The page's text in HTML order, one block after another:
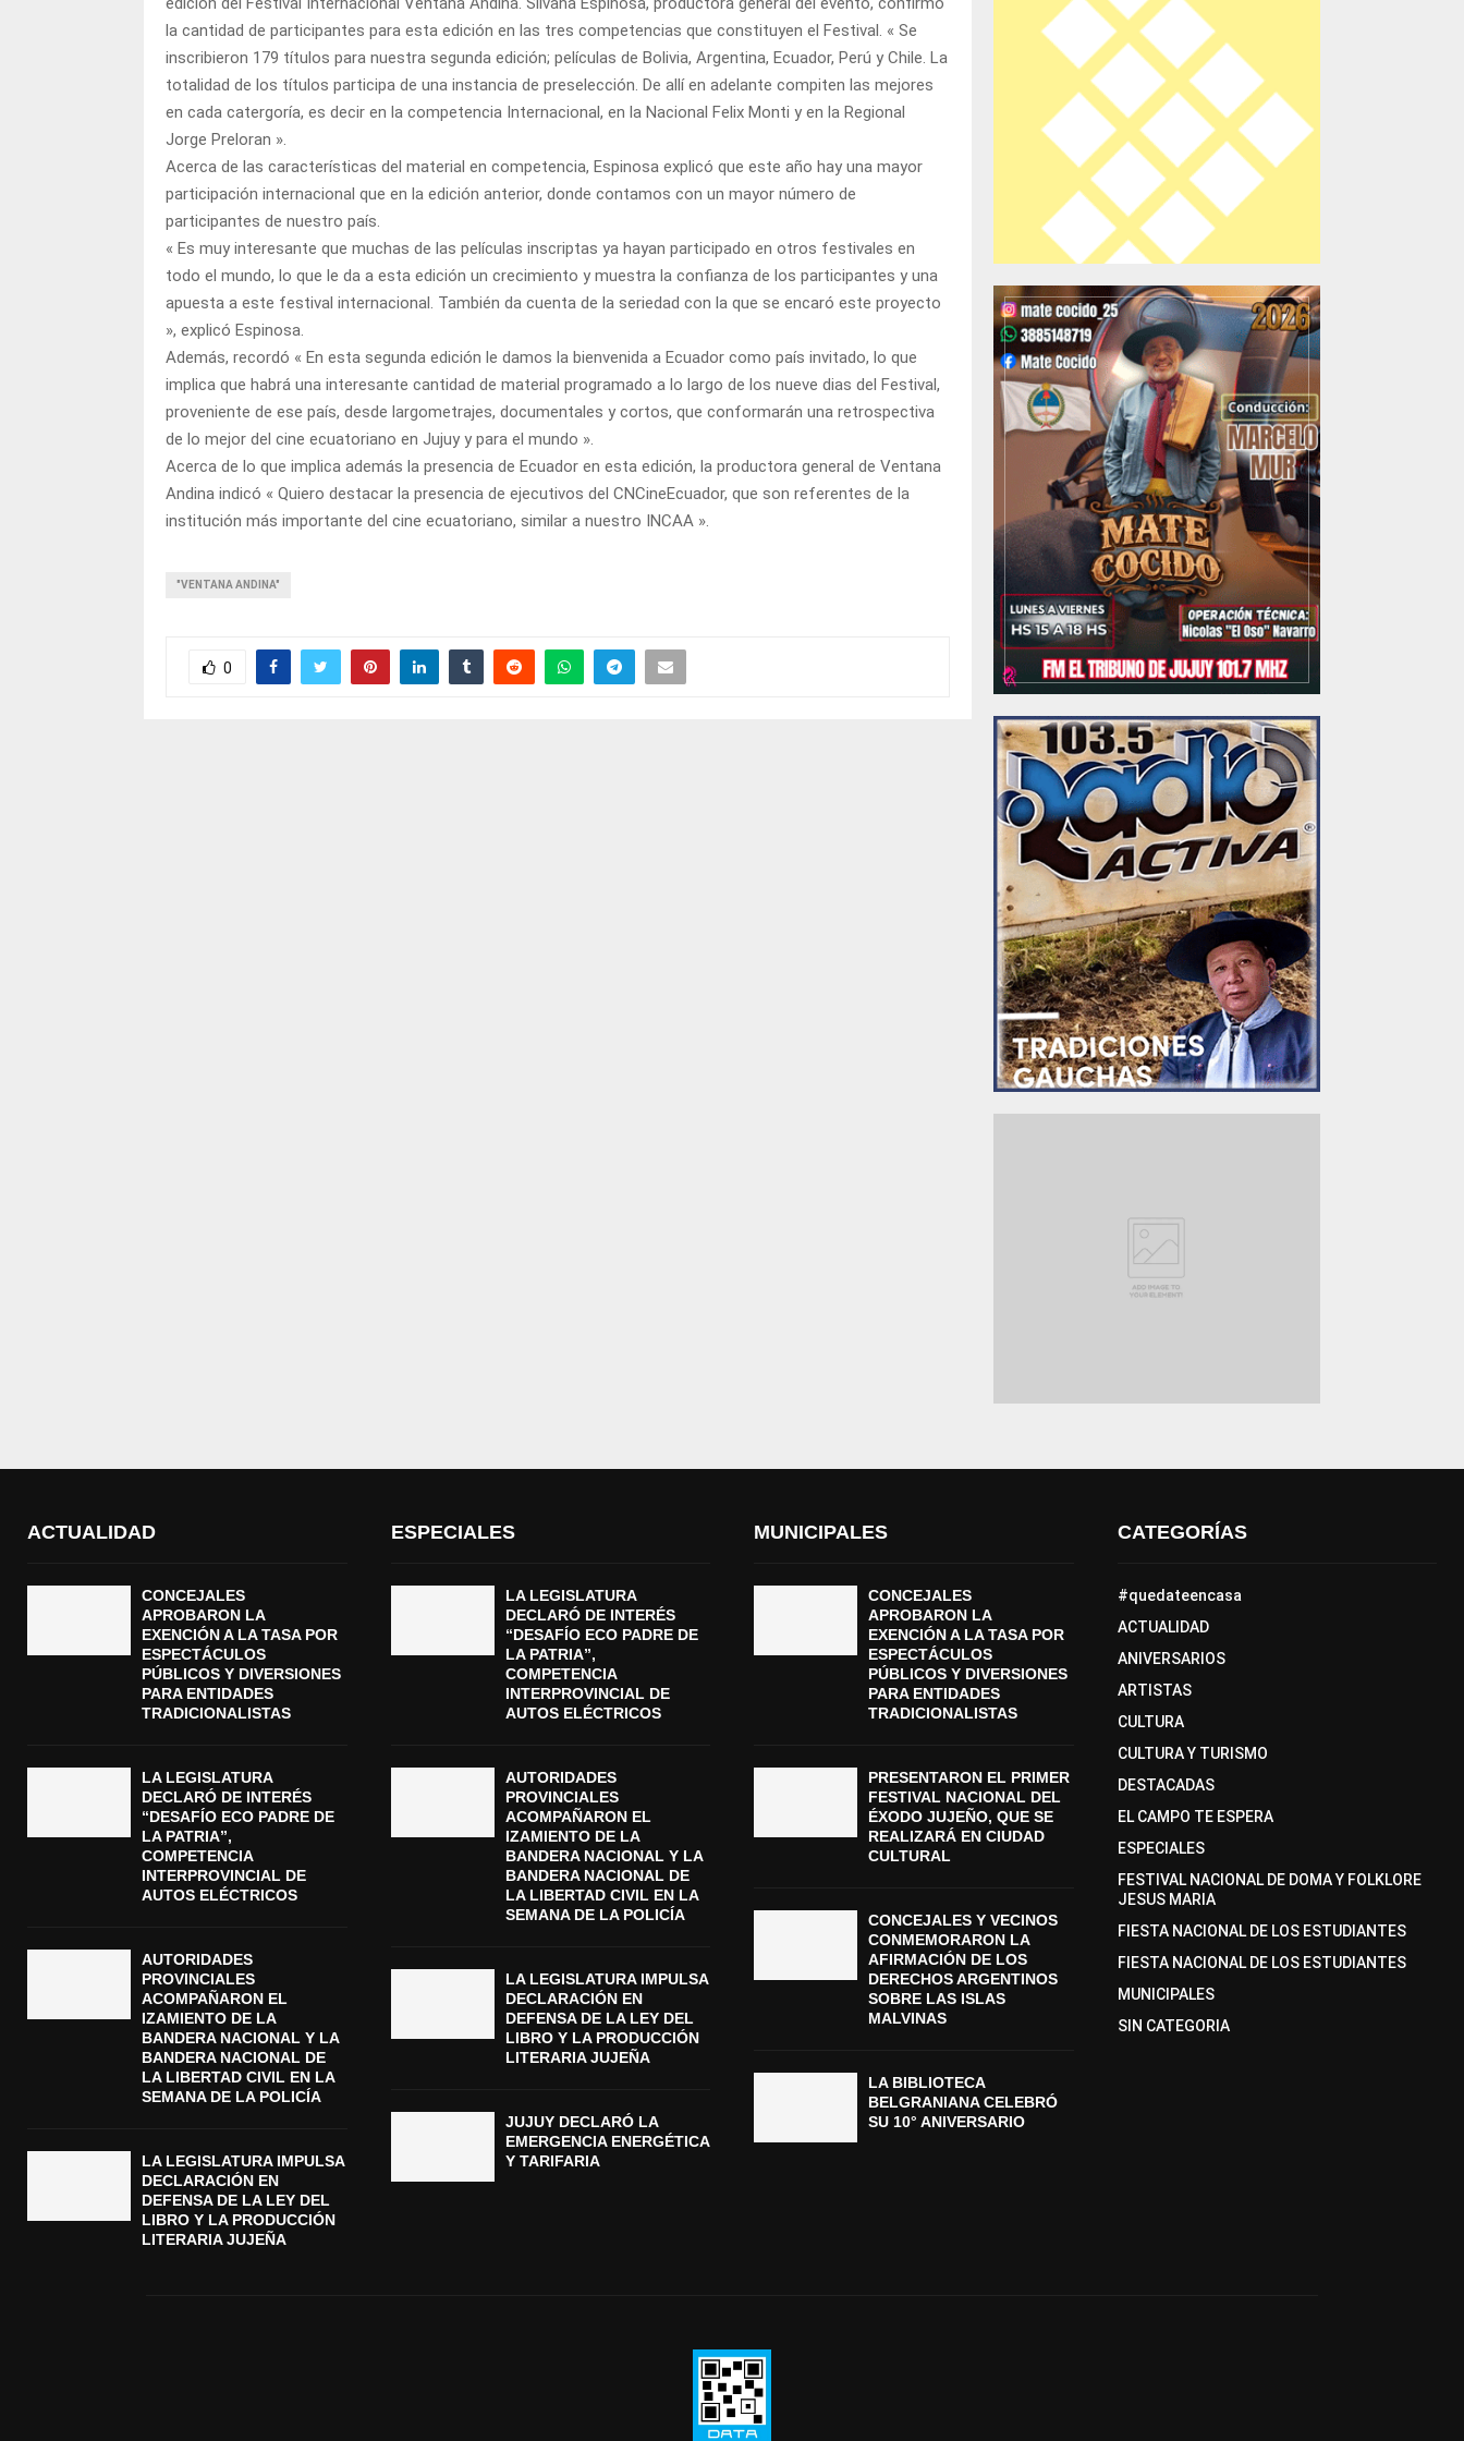
la cantidad de participantes para esta edición en las tres competencias que constituyen el Festival. « Se
inscribieron 179 títulos para nuestra segunda edición; películas de Bolivia, Argentina, Ecuador, Perú y Chile. La
totalidad de los títulos participa de una instancia de preselección. De allí en adelante compiten las mejores
en cada catergoría, es decir en la competencia Internacional, en la Nacional Felix Monti y en la Regional
Jorge Preloran ».
Acerca de las características del material en competencia, Espinosa explicó que este año hay una mayor
participación internacional que en la edición anterior, donde contamos con un mayor número de
participantes de nuestro país.
« Es muy interesante que muchas de las películas inscriptas ya hayan participado en otros festivales en
todo el mundo, lo que le da a esta edición un crecimiento y muestra la confianza de los participantes y una
apuesta a este festival internacional. También da cuenta de la seriedad con la que se encaró este proyecto
», explicó Espinosa.
Además, recordó « En esta segunda edición le damos la bienvenida a Ecuador como país invitado, lo que
implica que habrá una interesante cantidad de material programado a lo largo de los nueve dias del Festival,
proveniente de ese país, desde largometrajes, documentales y cortos, que conformarán una retrospectiva
de lo mejor del cine ecuatoriano en Jujuy y para el mundo ».
Acerca de lo que implica además la presencia de Ecuador en esta edición, la productora general de Ventana
Andina indicó « Quiero destacar la presencia de ejecutivos del CNCineEcuador, que son referentes de la
institución más importante del cine ecuatoriano, similar a nuestro INCAA ».
"VENTANA ANDINA"
0
ACTUALIDAD
CONCEJALES
APROBARON LA
EXENCIÓN A LA TASA POR
ESPECTÁCULOS
PÚBLICOS Y DIVERSIONES
PARA ENTIDADES
TRADICIONALISTAS
LA LEGISLATURA
DECLARÓ DE INTERÉS
“DESAFÍO ECO PADRE DE
LA PATRIA”,
COMPETENCIA
INTERPROVINCIAL DE
AUTOS ELÉCTRICOS
AUTORIDADES
PROVINCIALES
ACOMPAÑARON EL
IZAMIENTO DE LA
BANDERA NACIONAL Y LA
BANDERA NACIONAL DE
LA LIBERTAD CIVIL EN LA
SEMANA DE LA POLICÍA
LA LEGISLATURA IMPULSA
DECLARACIÓN EN
DEFENSA DE LA LEY DEL
LIBRO Y LA PRODUCCIÓN
LITERARIA JUJEÑA
ESPECIALES
LA LEGISLATURA
DECLARÓ DE INTERÉS
“DESAFÍO ECO PADRE DE
LA PATRIA”,
COMPETENCIA
INTERPROVINCIAL DE
AUTOS ELÉCTRICOS
AUTORIDADES
PROVINCIALES
ACOMPAÑARON EL
IZAMIENTO DE LA
BANDERA NACIONAL Y LA
BANDERA NACIONAL DE
LA LIBERTAD CIVIL EN LA
SEMANA DE LA POLICÍA
LA LEGISLATURA IMPULSA
DECLARACIÓN EN
DEFENSA DE LA LEY DEL
LIBRO Y LA PRODUCCIÓN
LITERARIA JUJEÑA
JUJUY DECLARÓ LA
EMERGENCIA ENERGÉTICA
Y TARIFARIA
MUNICIPALES
CONCEJALES
APROBARON LA
EXENCIÓN A LA TASA POR
ESPECTÁCULOS
PÚBLICOS Y DIVERSIONES
PARA ENTIDADES
TRADICIONALISTAS
PRESENTARON EL PRIMER
FESTIVAL NACIONAL DEL
ÉXODO JUJEÑO, QUE SE
REALIZARÁ EN CIUDAD
CULTURAL
CONCEJALES Y VECINOS
CONMEMORARON LA
AFIRMACIÓN DE LOS
DERECHOS ARGENTINOS
SOBRE LAS ISLAS
MALVINAS
LA BIBLIOTECA
BELGRANIANA CELEBRÓ
SU 10° ANIVERSARIO
CATEGORÍAS
#quedateencasa
ACTUALIDAD
ANIVERSARIOS
ARTISTAS
CULTURA
CULTURA Y TURISMO
DESTACADAS
EL CAMPO TE ESPERA
ESPECIALES
FESTIVAL NACIONAL DE DOMA Y FOLKLORE
JESUS MARIA
FIESTA NACIONAL DE LOS ESTUDIANTES
FIESTA NACIONAL DE LOS ESTUDIANTES
MUNICIPALES
SIN CATEGORIA